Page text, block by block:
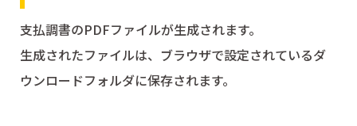
支払調書のPDFファイルが生成されます。
生成されたファイルは、ブラウザで設定されているダ
ウンロードフォルダに保存されます。